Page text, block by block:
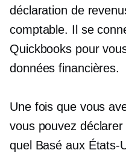
déclaration de
comptable. Il se
Quickbooks pour
données financières.
Une fois que vous
vous pouvez
quel Basé aux États-